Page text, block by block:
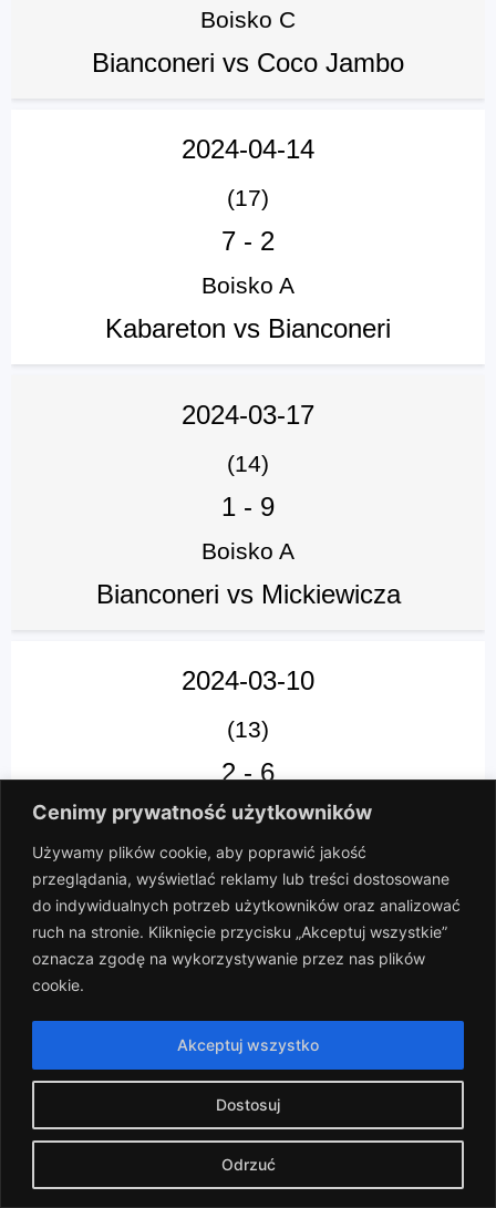
Cenimy prywatność użytkowników
Używamy plików cookie, aby poprawić jakość
przeglądania, wyświetlać reklamy lub treści dostosowane
do indywidualnych potrzeb użytkowników oraz analizować
ruch na stronie. Kliknięcie przycisku „Akceptuj wszystkie”
oznacza zgodę na wykorzystywanie przez nas plików
cookie.
Dostosuj
Odrzuć
Akceptuj wszystko
Boisko C
Bianconeri vs Coco Jambo
2024-04-14
(17)
7 - 2
Boisko A
Kabareton vs Bianconeri
2024-03-17
(14)
1 - 9
Boisko A
Bianconeri vs Mickiewicza
2024-03-10
(13)
2-6
Boisko C
SPEED vs Bianconeri
Aktualności